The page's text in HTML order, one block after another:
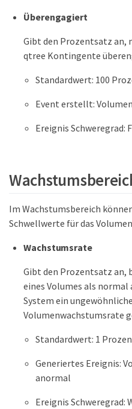
Überengagiert
Gibt den Prozentsatz an,
qtree Kontingente
Standardwert: 100
Event erstellt:
Ereignis Schweregrad:
Im Wachstumsbereich
Schwellwerte für das
Wachstumsrate
Gibt den Prozentsatz an,
eines Volumes als normal
System ein
Volumenwachstumsrate
Standardwert: 1
Generiertes Ereignis:
anormal
Ereignis Schweregrad: